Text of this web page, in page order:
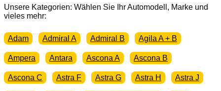
Satz
Halterung
Menge
Unsere Kategorien: Wählen Sie Ihr Automodell, Marke und
vieles mehr:
Adam Admiral A Admiral B Agila A + B
Ampera Antara Ascona A Ascona B
Ascona C Astra F Astra G Astra H Astra J